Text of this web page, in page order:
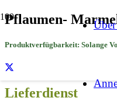
Pflau­men-
Produktverfügbarkeit: Solange
Lieferdienst